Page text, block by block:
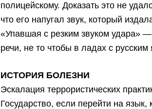
полицейскому. Доказать это не
что его напугал звук, который
«Упавшая с резким звуком удара»
речи, не то чтобы в ладах с русским
ИСТОРИЯ БОЛЕЗНИ
Эскалация террористических
Государство, если перейти на